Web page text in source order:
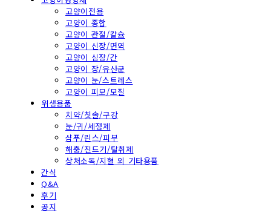
고양이전용
고양이 종합
고양이 관절/칼슘
고양이 신장/면역
고양이 심장/간
고양이 장/유산균
고양이 눈/스트레스
고양이 피모/모질
위생용품
치약/칫솔/구강
눈/귀/세정제
샴푸/린스/피부
해충/진드기/탈취제
상처소독/지혈 외 기타용품
간식
Q&A
후기
공지